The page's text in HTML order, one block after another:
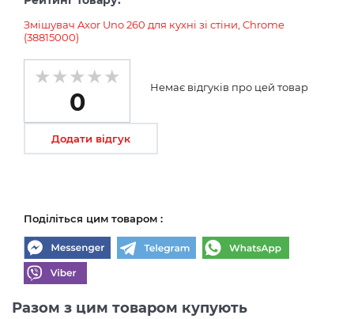
Змішувач Axor Uno 260 для кухні зі стіни, Chrome
(38815000)
0
Немає відгуків про цей товар
Додати відгук
Поділіться цим товаром :
Разом з цим товаром купують